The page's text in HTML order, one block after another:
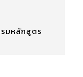
มหลักสูตร